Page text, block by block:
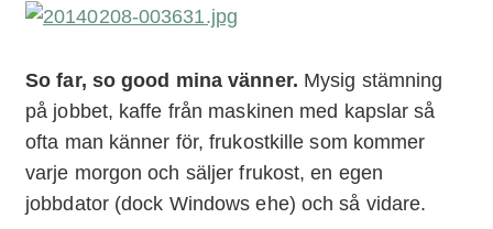
So far, so good mina vänner. Mysig stämning
på jobbet, kaffe från maskinen med kapslar så
ofta man känner för, frukostkille som kommer
varje morgon och säljer frukost, en egen
jobbdator (dock Windows ehe) och så vidare.